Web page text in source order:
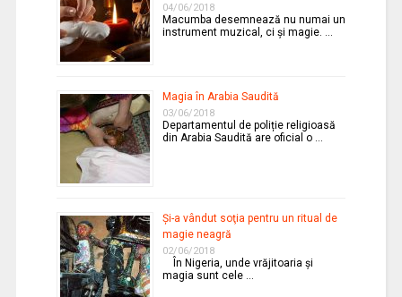
04/06/2018
Macumba desemnează nu numai un
instrument muzical, ci și magie. …
Magia în Arabia Saudită
03/06/2018
Departamentul de poliție religioasă
din Arabia Saudită are oficial o …
Şi-a vândut soţia pentru un ritual de
magie neagră
02/06/2018
În Nigeria, unde vrăjitoaria şi
magia sunt cele …